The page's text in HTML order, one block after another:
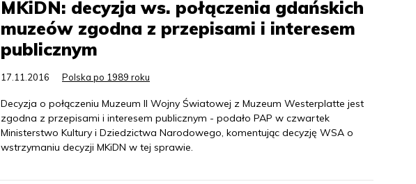
MKiDN: decyzja ws. połączenia gdańskich
muzeów zgodna z przepisami i interesem
publicznym
17.11.2016 Polska po 1989 roku
Decyzja o połączeniu Muzeum II Wojny Światowej z Muzeum Westerplatte jest
zgodna z przepisami i interesem publicznym - podało PAP w czwartek
Ministerstwo Kultury i Dziedzictwa Narodowego, komentując decyzję WSA o
wstrzymaniu decyzji MKiDN w tej sprawie.